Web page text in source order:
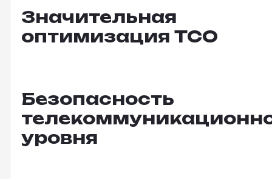
Значительная
оптимизация TCO
Безопасность
уровня